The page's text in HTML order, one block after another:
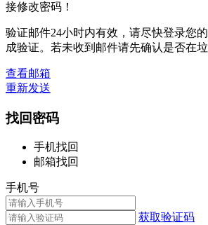
接修改密码！
验证邮件24小时内有效，请尽快登录您
成验证。若未收到邮件请先确认是否在垃
查看邮箱
重新发送
找回密码
手机找回
邮箱找回
手机号
获取验证码